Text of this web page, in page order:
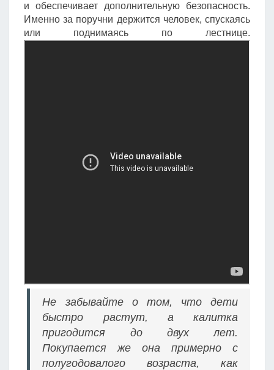
и обеспечивает дополнительную безопасность.
Именно за поручни держится человек, спускаясь
или поднимаясь по лестнице.
Не забывайте о том, что дети
быстро растут, а калитка
пригодится до двух лет.
Покупается же она примерно с
полугодовалого возраста, как